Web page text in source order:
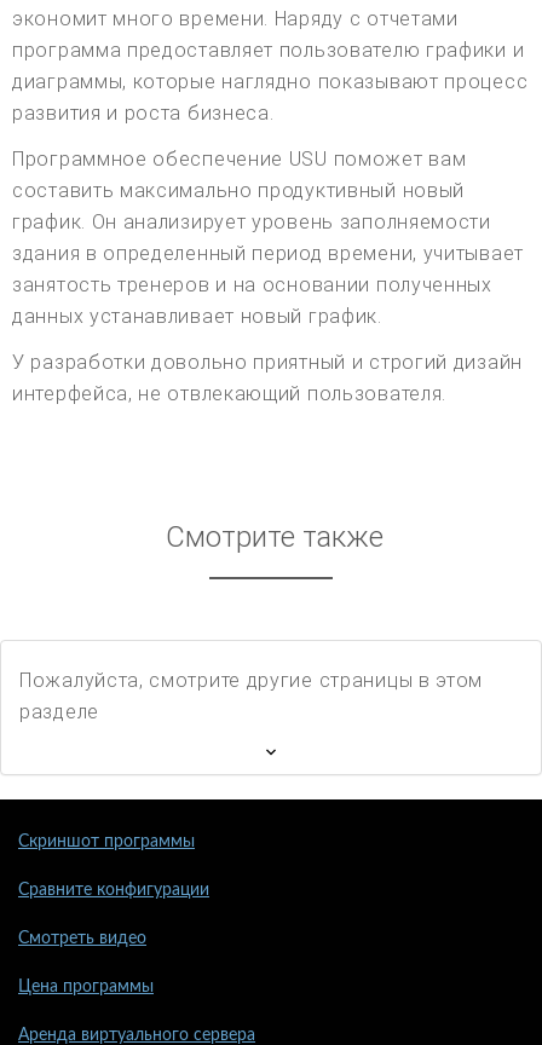
экономит много времени. Наряду с отчетами
программа предоставляет пользователю графики и
диаграммы, которые наглядно показывают процесс
развития и роста бизнеса.
Программное обеспечение USU поможет вам
составить максимально продуктивный новый
график. Он анализирует уровень заполняемости
здания в определенный период времени, учитывает
занятость тренеров и на основании полученных
данных устанавливает новый график.
У разработки довольно приятный и строгий дизайн
интерфейса, не отвлекающий пользователя.
Смотрите также
Пожалуйста, смотрите другие страницы в этом
разделе
Скриншот программы
Сравните конфигурации
Смотреть видео
Цена программы
Аренда виртуального сервера